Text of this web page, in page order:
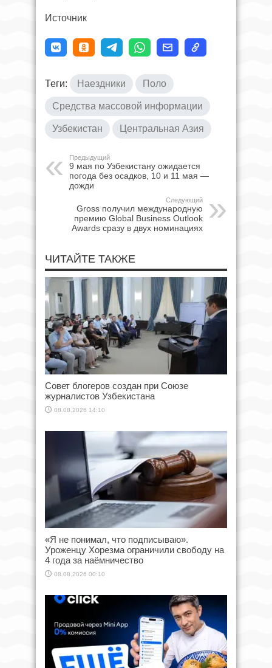
Источник
Теги: Наездники Поло
Средства массовой информации
Узбекистан Центральная Азия
Предыдущий
9 мая по Узбекистану ожидается
погода без осадков, 10 и 11 мая —
дожди
Следующий
Gross получил международную
премию Global Business Outlook
Awards сразу в двух номинациях
ЧИТАЙТЕ ТАКЖЕ
Совет блогеров создан при Союзе
журналистов Узбекистана
08.08.2026 14:10
«Я не понимал, что подписываю».
Уроженцу Хорезма ограничили свободу на
4 года за наёмничество
08.08.2026 00:10